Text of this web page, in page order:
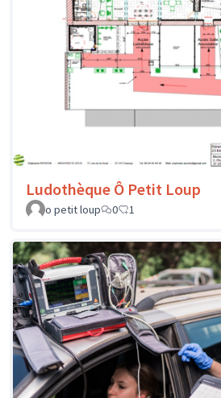
Ludothèque Ô Petit Loup
o petit loup
0 1